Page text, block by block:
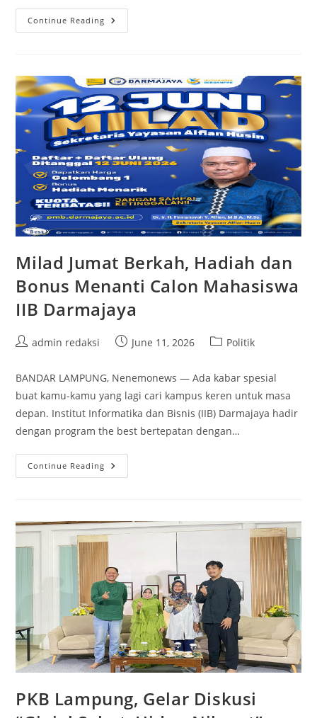
Continue Reading Interaktivitas
Media
Muda
Dalam
Pilkada
Milad Jumat Berkah, Hadiah dan
Bonus Menanti Calon Mahasiswa
IIB Darmajaya
Postadmin redaksi
PostJune 11, 2026
PostPolitik
BANDAR LAMPUNG, Nenemonews — Ada kabar spesial
buat kamu-kamu yang lagi cari kampus keren untuk masa
depan. Institut Informatika dan Bisnis (IIB) Darmajaya hadir
dengan program the best bertepatan dengan…
Continue Reading Milad
Jumat
Menanti
Calon
Mahasiswa
IIB
Darmajaya
PKB Lampung, Gelar Diskusi